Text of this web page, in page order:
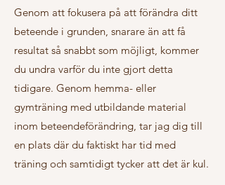
Genom att fokusera på att förändra ditt
beteende i grunden, snarare än att få
resultat så snabbt som möjligt, kommer
du undra varför du inte gjort detta
tidigare. Genom hemma- eller
gymträning med utbildande material
inom beteendeförändring, tar jag dig till
en plats där du faktiskt har tid med
träning och samtidigt tycker att det är kul.